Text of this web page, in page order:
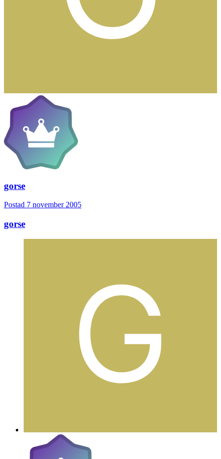
gorse
Postad 7 november 2005
gorse